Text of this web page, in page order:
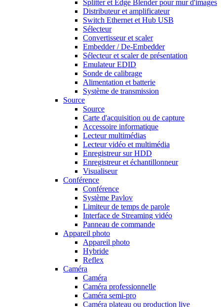
Splitter et Edge Blender pour mur d'images
Distributeur et amplificateur
Switch Ethernet et Hub USB
Sélecteur
Convertisseur et scaler
Embedder / De-Embedder
Sélecteur et scaler de présentation
Emulateur EDID
Sonde de calibrage
Alimentation et batterie
Système de transmission
Source
Source
Carte d'acquisition ou de capture
Accessoire informatique
Lecteur multimédias
Lecteur vidéo et multimédia
Enregistreur sur HDD
Enregistreur et échantillonneur
Visualiseur
Conférence
Conférence
Système Pavlov
Limiteur de temps de parole
Interface de Streaming vidéo
Panneau de commande
Appareil photo
Appareil photo
Hybride
Reflex
Caméra
Caméra
Caméra professionnelle
Caméra semi-pro
Caméra plateau ou production live